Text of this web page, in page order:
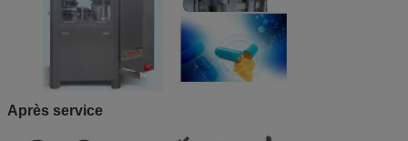
Après service